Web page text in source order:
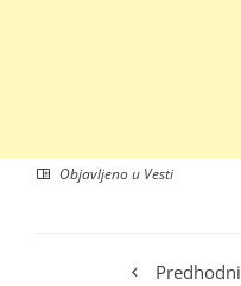
Objavljeno u Vesti
Predhodni